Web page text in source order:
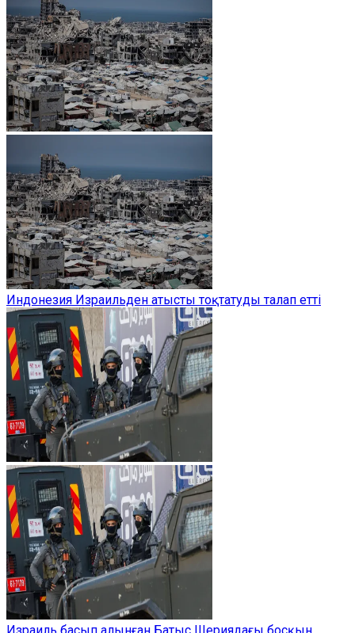
Индонезия Израильден атысты тоқтатуды талап етті